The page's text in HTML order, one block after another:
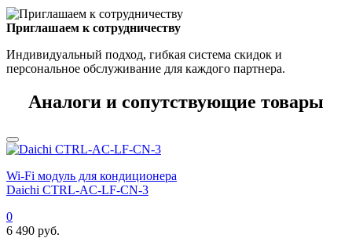
Приглашаем к сотрудничеству
Индивидуальный подход, гибкая система скидок и
персональное обслуживание для каждого партнера.
Аналоги и сопутствующие товары
Wi-Fi модуль для кондиционера
Daichi CTRL-AC-LF-CN-3
0
6 490 руб.